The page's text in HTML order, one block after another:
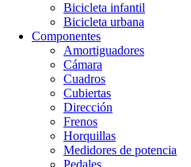
Bicicleta infantil
Bicicleta urbana
Componentes
Amortiguadores
Cámara
Cuadros
Cubiertas
Dirección
Frenos
Horquillas
Medidores de potencia
Pedales